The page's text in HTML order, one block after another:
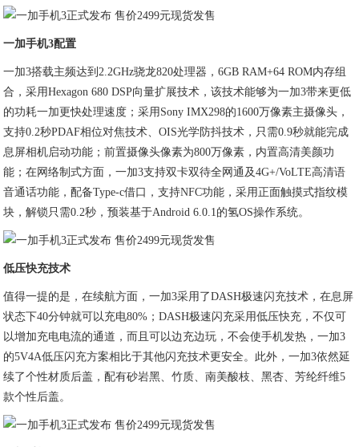
一加手机3配置
一加3搭载主频达到2.2GHz骁龙820处理器，6GB RAM+64 ROM内存组
合，采用Hexagon 680 DSP向量扩展技术，该技术能够为一加3带来更低
的功耗一加更快处理速度；采用Sony IMX298的1600万像素主摄像头，
支持0.2秒PDAF相位对焦技术、OIS光学防抖技术，只需0.9秒就能完成
息屏相机启动功能；前置摄像头像素为800万像素，内置高清美颜功
能；在网络制式方面，一加3支持双卡双待全网通及4G+/VoLTE高清语
音通话功能，配备Type-c借口，支持NFC功能，采用正面触摸式指纹模
块，解锁只需0.2秒，预装基于Android 6.0.1的氢OS操作系统。
低压快充技术
值得一提的是，在续航方面，一加3采用了DASH极速闪充技术，在息屏
状态下40分钟就可以充电80%；DASH极速闪充采用低压快充，不仅可
以增加充电电流的通道，而且可以边充边玩，不会使手机发热，一加3
的5V4A低压闪充方案相比于其他闪充技术更安全。此外，一加3依然延
续了个性材质后盖，配有砂岩黑、竹质、南美酸枝、黑杏、芳纶纤维5
款个性后盖。